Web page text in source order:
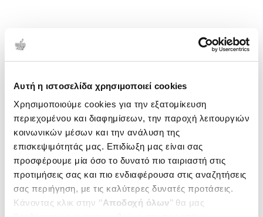
Αυτή η ιστοσελίδα χρησιμοποιεί cookies
Χρησιμοποιούμε cookies για την εξατομίκευση
περιεχομένου και διαφημίσεων, την παροχή λειτουργιών
κοινωνικών μέσων και την ανάλυση της
επισκεψιμότητάς μας. Επιδίωξη μας είναι σας
προσφέρουμε μία όσο το δυνατό πιο ταιριαστή στις
προτιμήσεις σας και πιο ενδιαφέρουσα στις αναζητήσεις
σας περιήγηση, με τις καλύτερες δυνατές προτάσεις.
Κάνοντας κλικ στην ‘’Αποδοχή όλων’’ θα μας